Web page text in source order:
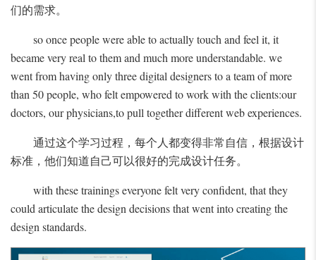
们的需求。
so once people were able to actually touch and feel it, it
became very real to them and much more understandable. we
went from having only three digital designers to a team of more
than 50 people, who felt empowered to work with the clients:our
doctors, our physicians,to pull together different web experiences.
通过这个学习过程，每个人都变得非常自信，根据设计
标准，他们知道自己可以很好的完成设计任务。
with these trainings everyone felt very confident, that they
could articulate the design decisions that went into creating the
design standards.